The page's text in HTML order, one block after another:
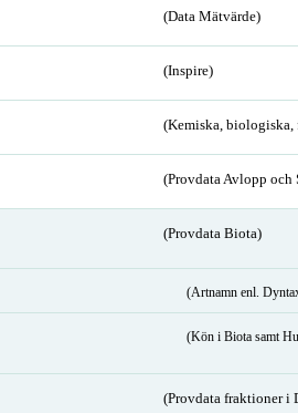
(Data Mätvärde)
(Inspire)
(Kemiska, biologiska,
(Provdata Avlopp och
(Provdata Biota)
(Artnamn enl.
(Kön i Biota samt
(Provdata fraktioner i